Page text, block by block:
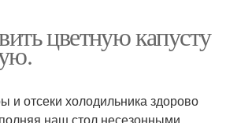
цветную капусту
и отсеки холодильника здорово